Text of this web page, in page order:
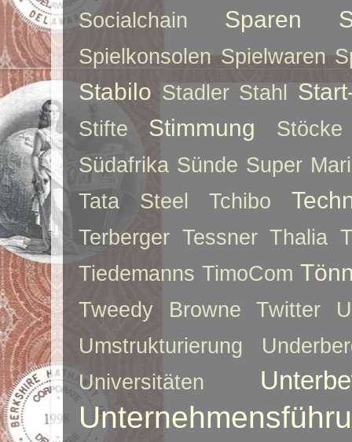
Socialchain Sparen
Spielkonsolen Spielwaren
Stabilo Stadler Stahl
Stifte Stimmung
Stöcke
Südafrika Sünde Super
Tata Steel
Tchibo
Terberger Tessner Thalia
Tiedemanns TimoCom
Tweedy Browne Twitter
Umstrukturierung
Universitäten